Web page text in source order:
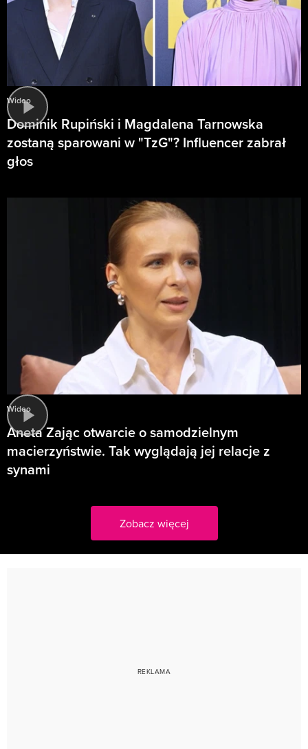
Wideo
Dominik Rupiński i Magdalena Tarnowska
zostaną sparowani w "TzG"? Influencer zabrał
głos
Wideo
Aneta Zając otwarcie o samodzielnym
macierzyństwie. Tak wyglądają jej relacje z
synami
Zobacz więcej